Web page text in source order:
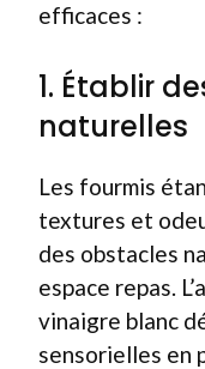
efficaces :
1. Établir
naturelles
Les fourmis
textures et
des obstacles
espace repas.
vinaigre blanc
sensorielles en